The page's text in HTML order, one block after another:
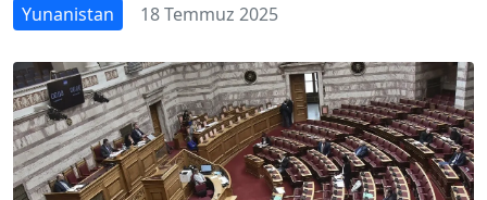
Yunanistan 18 Temmuz 2025